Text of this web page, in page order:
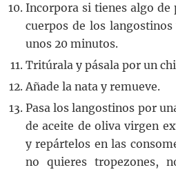
Incorpora si tienes algo de
cuerpos de los
unos 20 minutos.
Tritúrala y pásala por un
Añade la nata y remueve.
Pasa los langostinos por
de aceite de oliva virgen
y repártelos en las
no quieres tropezones,